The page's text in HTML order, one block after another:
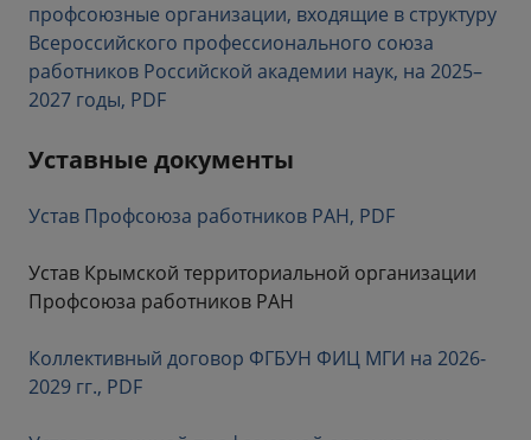
профсоюзные организации, входящие в структуру
Всероссийского профессионального союза
работников Российской академии наук, на 2025–
2027 годы, PDF
Уставные документы
Устав Профсоюза работников РАН, PDF
Устав Крымской территориальной организации
Профсоюза работников РАН
Коллективный договор ФГБУН ФИЦ МГИ на 2026-
2029 гг., PDF